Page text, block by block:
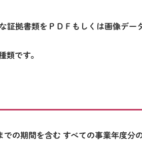
証拠書類をＰＤＦもしくは画像デー
類です。
での期間を含む すべての事業年度分